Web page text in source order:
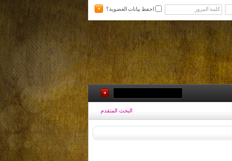
احفظ بيانات العضوية؟
البحث المتقدم